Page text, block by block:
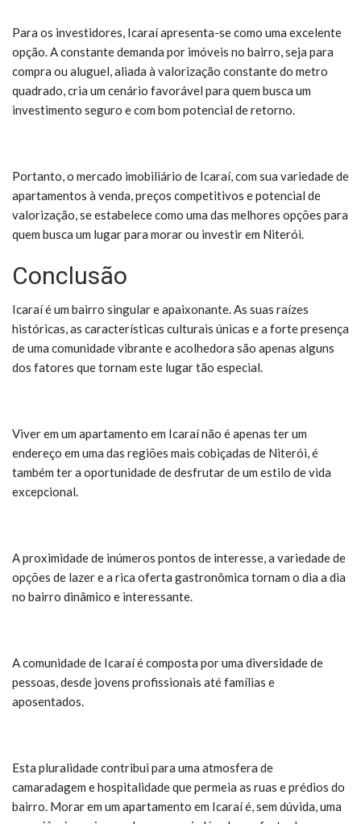
Para os investidores, Icaraí apresenta-se como uma excelente
opção. A constante demanda por imóveis no bairro, seja para
compra ou aluguel, aliada à valorização constante do metro
quadrado, cria um cenário favorável para quem busca um
investimento seguro e com bom potencial de retorno.
Portanto, o mercado imobiliário de Icaraí, com sua variedade de
apartamentos à venda, preços competitivos e potencial de
valorização, se estabelece como uma das melhores opções para
quem busca um lugar para morar ou investir em Niterói.
Conclusão
Icaraí é um bairro singular e apaixonante. As suas raízes
históricas, as características culturais únicas e a forte presença
de uma comunidade vibrante e acolhedora são apenas alguns
dos fatores que tornam este lugar tão especial.
Viver em um apartamento em Icaraí não é apenas ter um
endereço em uma das regiões mais cobiçadas de Niterói, é
também ter a oportunidade de desfrutar de um estilo de vida
excepcional.
A proximidade de inúmeros pontos de interesse, a variedade de
opções de lazer e a rica oferta gastronômica tornam o dia a dia
no bairro dinâmico e interessante.
A comunidade de Icaraí é composta por uma diversidade de
pessoas, desde jovens profissionais até famílias e
aposentados.
Esta pluralidade contribui para uma atmosfera de
camaradagem e hospitalidade que permeia as ruas e prédios do
bairro. Morar em um apartamento em Icaraí é, sem dúvida, uma